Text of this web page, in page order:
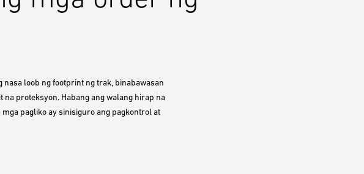
loob ng footprint ng trak, binabawasan
proteksyon. Habang ang walang hirap na
pagliko ay sinisiguro ang pagkontrol at